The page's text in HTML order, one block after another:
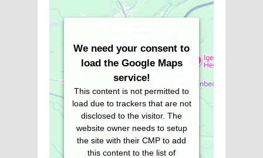
We need your consent to
load the Google Maps
service!
This content is not permitted to
load due to trackers that are not
disclosed to the visitor. The
website owner needs to setup
the site with their CMP to add
this content to the list of